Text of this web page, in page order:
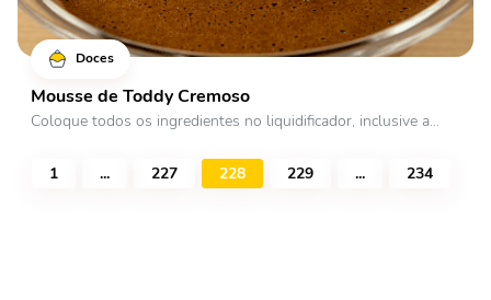
Doces
Mousse de Toddy Cremoso
Coloque todos os ingredientes no liquidificador, inclusive a...
1 ... 227 228 229 ... 234